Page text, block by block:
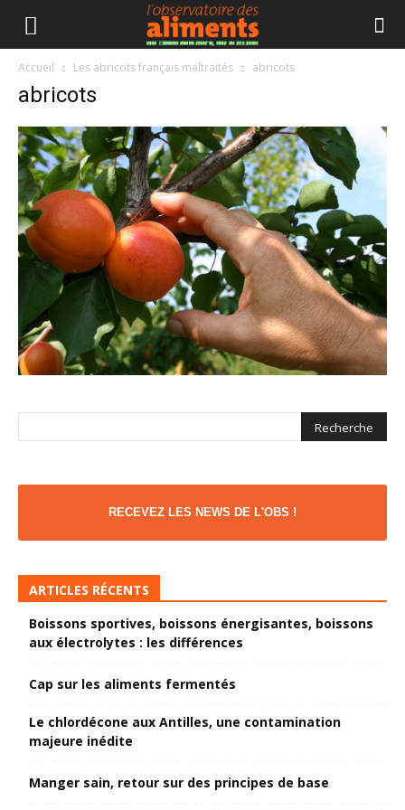
Accueil Les abricots français maltraités abricots
abricots
RECEVEZ LES NEWS DE L'OBS !
ARTICLES RÉCENTS
Boissons sportives, boissons énergisantes, boissons
aux électrolytes : les différences
Cap sur les aliments fermentés
Le chlordécone aux Antilles, une contamination
majeure inédite
Manger sain, retour sur des principes de base